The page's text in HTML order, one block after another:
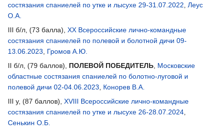
состязания спаниелей по утке и лысухе 29-31.07.2022 Леус
О.А.
III б/л, (73 балла), XX Всероссийские лично-командные
состязания спаниелей по полевой и болотной дичи 09-
13.06.2023
Громов А.Ю.
II б/л, (79 баллов), ПОЛЕВОЙ ПОБЕДИТЕЛЬ Московские
областные состязания спаниелей по болотно-луговой и
полевой дичи 02-04.06.2023
Конорев В.А.
III у, (87 баллов), XVIII Всероссийские лично-командные
состязания спаниелей по утке и лысухе 26-28.07.2024
Сенькин О.Б.